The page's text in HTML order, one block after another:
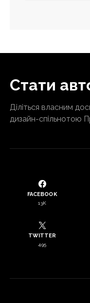
Стати
Діліться власним
дизайн-спільнотою
FACEBOOK
13K
TWITTER
495